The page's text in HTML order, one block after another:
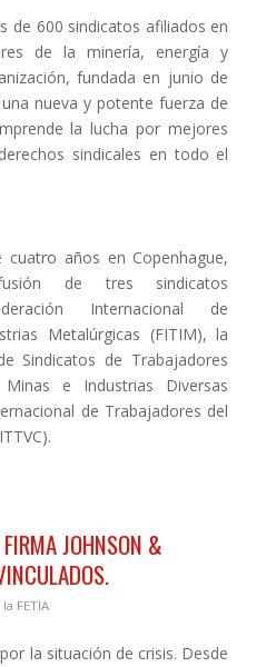
de 600 sindicatos afiliados en
de la minería, energía y
fundada en junio de
nueva y potente fuerza de
la lucha por mejores
sindicales en todo el
cuatro años en Copenhague,
de tres sindicatos
Internacional de
Metalúrgicas (FITIM), la
Sindicatos de Trabajadores
e Industrias Diversas
de Trabajadores del
JOHNSON &
FETIA
la situación de crisis. Desde